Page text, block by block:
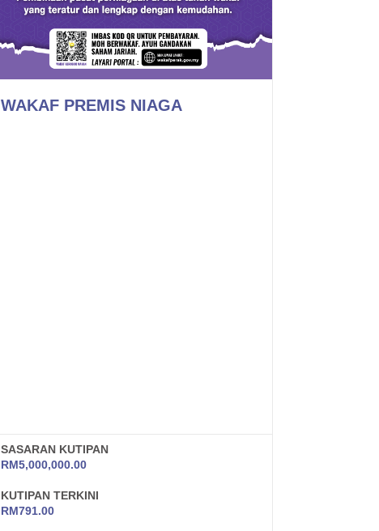
WAKAF PREMIS NIAGA
SASARAN KUTIPAN
RM5,000,000.00
KUTIPAN TERKINI
RM791.00